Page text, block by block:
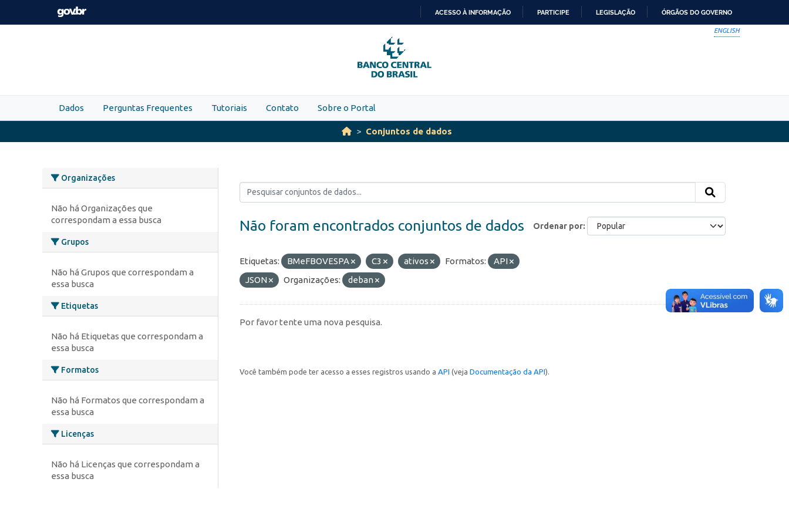
Skip to main content
PARA
O
CONTEÚDO
ACESSO À INFORMAÇÃO PARTICIPE LEGISLAÇÃO ÓRGÃOS DO GOVERNO
ENGLISH
Dados Perguntas Frequentes Tutoriais Contato Sobre o Portal
Conjuntos de dados
Organizações
Não há Organizações que
correspondam a essa busca
Grupos
Não há Grupos que correspondam a
essa busca
Etiquetas
Não há Etiquetas que correspondam a
essa busca
Formatos
Não há Formatos que correspondam a
essa busca
Licenças
Não há Licenças que correspondam a
essa busca
Ordenar por
Não foram encontrados conjuntos de dados
Etiquetas: BMeFBOVESPA C3 ativos Formatos:
API
JSON
Organizações: deban
Por favor tente uma nova pesquisa.
Você também pode ter acesso a esses registros usando a API (veja Documentação da API).